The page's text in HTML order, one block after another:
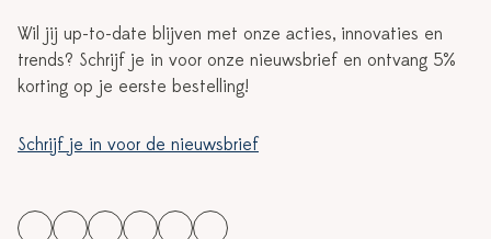
Wil jij up-to-date blijven met onze acties, innovaties en
trends? Schrijf je in voor onze nieuwsbrief en ontvang 5%
korting op je eerste bestelling!
Schrijf je in voor de nieuwsbrief